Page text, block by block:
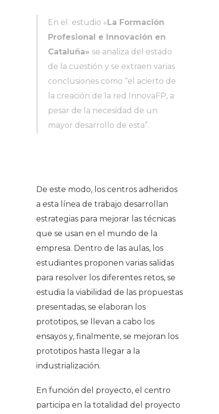
En el estudio «La Formación
Profesional e Innovación en
Cataluña» se analiza del estado
de la cuestión y se extraen varias
conclusiones como “el acierto de
la creación de la red InnovaFP, a
pesar de la necesidad de un
mayor desarrollo de esta”.
De este modo, los centros adheridos
a esta línea de trabajo desarrollan
estrategias para mejorar las técnicas
que se usan en el mundo de la
empresa. Dentro de las aulas, los
estudiantes proponen varias salidas
para resolver los diferentes retos, se
estudia la viabilidad de las propuestas
presentadas, se elaboran los
prototipos, se llevan a cabo los
ensayos y, finalmente, se mejoran los
prototipos hasta llegar a la
industrialización.
En función del proyecto, el centro
participa en la totalidad del proyecto